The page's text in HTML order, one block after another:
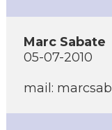
Marc Sabate
05-07-2010
mail: